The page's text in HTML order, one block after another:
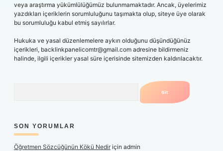
veya araştırma yükümlülüğümüz bulunmamaktadır. Ancak, üyelerimiz
yazdıkları içeriklerin sorumluluğunu taşımakta olup, siteye üye olarak
bu sorumluluğu kabul etmiş sayılırlar.
Hukuka ve yasal düzenlemelere aykırı olduğunu düşündüğünüz
içerikleri, backlinkpanelicomtr@gmail.com adresine bildirmeniz
halinde, ilgili içerikler yasal süre içerisinde sitemizden kaldırılacaktır.
SON YORUMLAR
Öğretmen Sözcüğünün Kökü Nediriçin admin